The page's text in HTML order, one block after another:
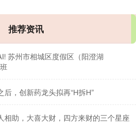
推荐资讯
苏州市相城区度假区（阳澄湖
后，创新药龙头拟再“H拆H”
相助，大喜大财，四方来财的三个星座